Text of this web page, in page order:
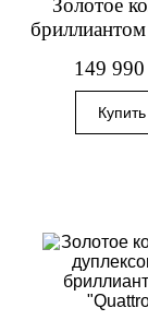
Золотое
149